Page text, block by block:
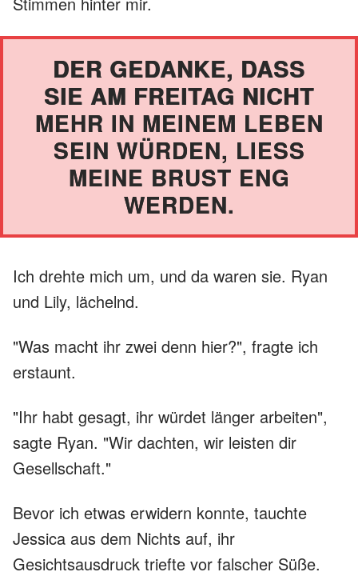
DER GEDANKE, DASS
SIE AM FREITAG NICHT
MEHR IN MEINEM LEBEN
SEIN WÜRDEN, LIESS M
EINE BRUST ENG W
ERDEN.
Ich drehte mich um, und da waren sie. Ryan
und Lily, lächelnd.
"Was macht ihr zwei denn hier?", fragte ich
erstaunt.
"Ihr habt gesagt, ihr würdet länger arbeiten",
sagte Ryan. "Wir dachten, wir leisten dir
Gesellschaft."
Bevor ich etwas erwidern konnte, tauchte
Jessica aus dem Nichts auf, ihr
Gesichtsausdruck triefte vor falscher Süße.